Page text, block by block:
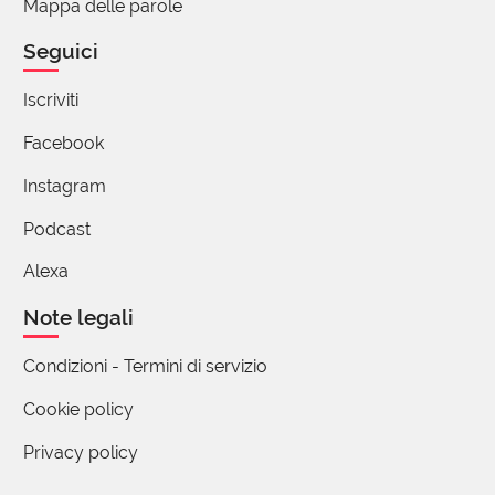
Buona giornata!
Caro Giorgio,
dall’evoluzione determinata dall’uso
usato nel senso di applicare. Al termine
interrogativo, ma poi, leggendo la
tolto (ho malauguratamente il vezzo di
contrastare il radicamento di termini errati,
Mappa delle parole
Seguici
Iscriviti
Facebook
Instagram
Podcast
Alexa
Note legali
Condizioni - Termini di servizio
Cookie policy
Privacy policy